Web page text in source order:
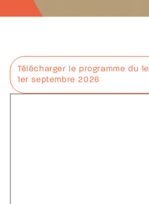
Télécharger le programme du
1er septembre 2026